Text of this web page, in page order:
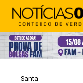
Santa